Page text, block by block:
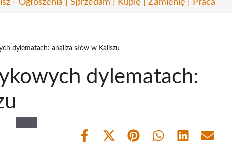
dylematach: analiza słów w Kaliszu
dylematach:
Share
Share Share Share Share Share